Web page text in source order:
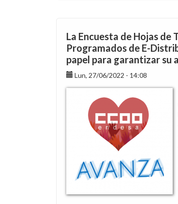
Enel
Grids
Iberia
afectará
en
fase
inicial
al
primer
nivel
responsabilidad
La Encuesta de Hojas de
Programados de E-
papel para garantizar su
Lun, 27/06/2022 - 14:08